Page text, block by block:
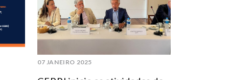
MULTILATERALISMO
E TRANSFORMAÇÃO DIGITAL
OS NÚCLEOS
07 JANEIRO 2025